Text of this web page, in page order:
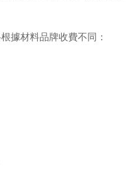
據材料品牌收費不同：